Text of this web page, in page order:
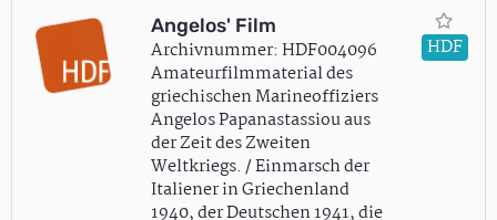
Angelos' Film
Archivnummer: HDF004096
Amateurfilmmaterial des
griechischen Marineoffiziers
Angelos Papanastassiou aus
der Zeit des Zweiten
Weltkriegs. / Einmarsch der
Italiener in Griechenland
1940, der Deutschen 1941, die
HDF